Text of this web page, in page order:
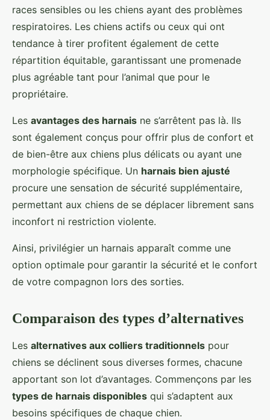
races sensibles ou les chiens ayant des problèmes
respiratoires. Les chiens actifs ou ceux qui ont
tendance à tirer profitent également de cette
répartition équitable, garantissant une promenade
plus agréable tant pour l’animal que pour le
propriétaire.
Les avantages des harnais ne s’arrêtent pas là. Ils
sont également conçus pour offrir plus de confort et
de bien-être aux chiens plus délicats ou ayant une
morphologie spécifique. Un harnais bien ajusté
procure une sensation de sécurité supplémentaire,
permettant aux chiens de se déplacer librement sans
inconfort ni restriction violente.
Ainsi, privilégier un harnais apparaît comme une
option optimale pour garantir la sécurité et le confort
de votre compagnon lors des sorties.
Comparaison des types d’alternatives
Les alternatives aux colliers traditionnels pour
chiens se déclinent sous diverses formes, chacune
apportant son lot d’avantages. Commençons par les
types de harnais disponibles qui s’adaptent aux
besoins spécifiques de chaque chien.